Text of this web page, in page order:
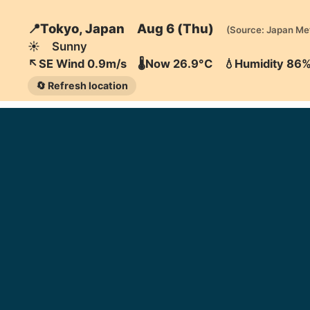
📍Tokyo, Japan Aug 6 (Thu) (Source: Japan
☀️ Sunny
↖️SE Wind 0.9m/s 🌡️Now 26.9°C 💧Humidity 86%
🔄 Refresh location